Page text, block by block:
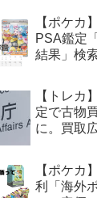
【ポケカ
PSA鑑定
結果」検
【トレカ
定で古物
に。買取
【ポケカ
利「海外